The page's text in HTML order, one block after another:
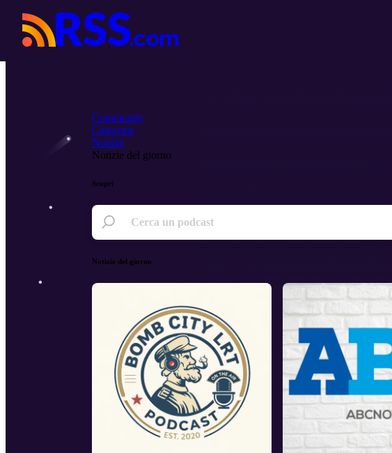
Community
Categorie
Notizie
Notizie del giorno
Scopri
Notizie del giorno